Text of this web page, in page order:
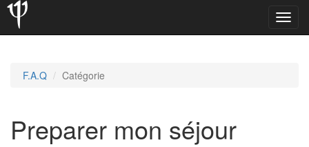
F.A.Q Catégorie
Preparer mon séjour